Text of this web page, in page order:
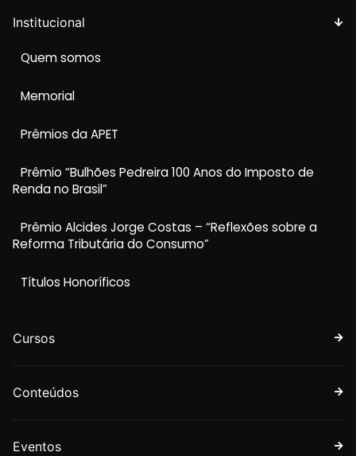
Institucional
Quem somos
Memorial
Prêmios da APET
Prêmio “Bulhões Pedreira 100 Anos do Imposto de
Renda no Brasil”
Prêmio Alcides Jorge Costas – “Reflexões sobre a
Reforma Tributária do Consumo”
Títulos Honoríficos
Cursos
Conteúdos
Eventos